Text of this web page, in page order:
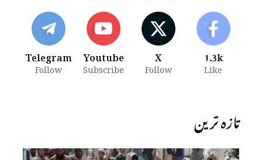
1.3k
Like
X
Follow
Youtube
Subscribe
Telegram
Follow
تازہ ترین